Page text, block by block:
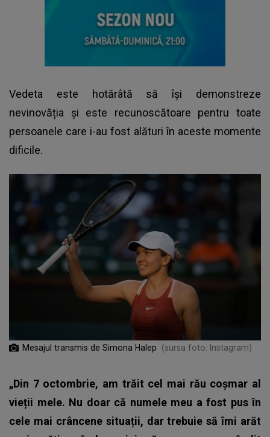
Vedeta este hotărâtă să își demonstreze
nevinovăția și este recunoscătoare pentru toate
persoanele care i-au fost alături în aceste momente
dificile.
Mesajul transmis de Simona Halep (sursa foto: Instagram)
„Din 7 octombrie, am trăit cel mai rău coșmar al
vieții mele. Nu doar că numele meu a fost pus în
cele mai crâncene situații, dar trebuie să îmi arăt